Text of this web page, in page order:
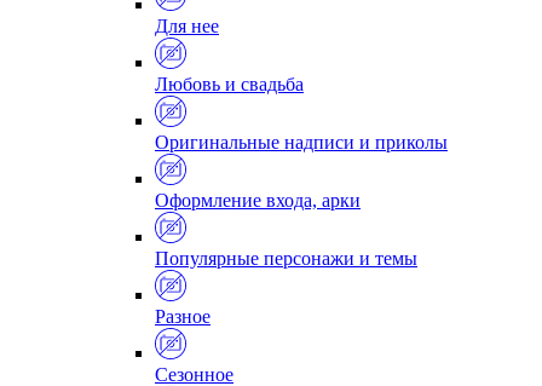
Для нее
Любовь и свадьба
Оригинальные надписи и приколы
Оформление входа, арки
Популярные персонажи и темы
Разное
Сезонное